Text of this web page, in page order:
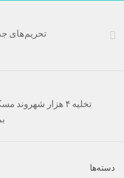
تحریم‌های
تخلیه ۴ هزار
دسته‌ها